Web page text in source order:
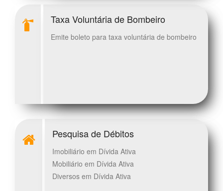
Taxa Voluntária de Bombeiro
Emite boleto para taxa voluntária de bombeiro
Pesquisa de Débitos
Imobiliário em Dívida Ativa
Mobiliário em Dívida Ativa
Diversos em Dívida Ativa